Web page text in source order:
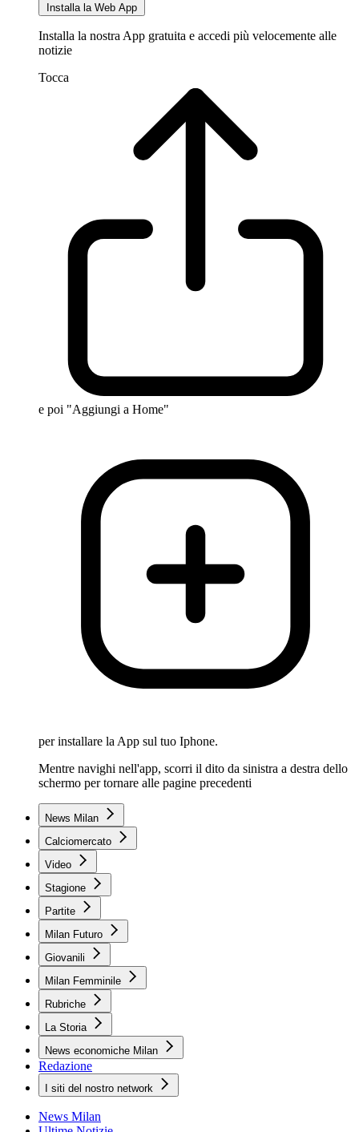
Installa la Web App
Installa la nostra App gratuita e accedi più velocemente alle
notizie
Tocca
e poi "Aggiungi a Home"
per installare la App sul tuo Iphone.
Mentre navighi nell'app, scorri il dito da sinistra a destra dello
schermo per tornare alle pagine precedenti
News Milan
Calciomercato
Video
Stagione
Partite
Milan Futuro
Giovanili
Milan Femminile
Rubriche
La Storia
News economiche Milan
Redazione
I siti del nostro network
News Milan